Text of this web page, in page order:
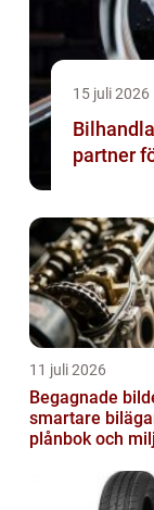
15 juli 2026
partner
11 juli 2026
Begagnade
smartare
plånbok och